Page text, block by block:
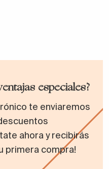
especiales?
te enviaremos
ahora y recibirás
primera compra!